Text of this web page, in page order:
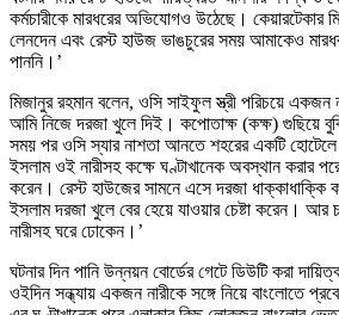
কর্মচারীকে মারধরের অভিযোগও উঠেছে। কেয়ারটেকার
লেনদেন এবং রেস্ট হাউজ ভাঙচুরের সময় আমাকেও
পাননি।’
মিজানুর রহমান বলেন, ‌ওসি সাইফুল স্ত্রী পরিচয়ে একজন
আমি নিজে দরজা খুলে দিই। কপোতাক্ষ (কক্ষ) গুছিয়ে
সময় পর ওসি স্যার নাশতা আনতে শহরের একটি
ইসলাম ওই নারীসহ কক্ষে ঘণ্টাখানেক অবস্থান করার
করেন। রেস্ট হাউজের সামনে এসে দরজা
ইসলাম দরজা খুলে বের হেয়ে যাওয়ার চেষ্টা করেন। আর
নারীসহ ঘরে ঢোকেন।’
ঘটনার দিন পানি উন্নয়ন বোর্ডের গেটে ডিউটি করা
ওইদিন সন্ধ্যায় একজন নারীকে সঙ্গে নিয়ে বাংলোতে